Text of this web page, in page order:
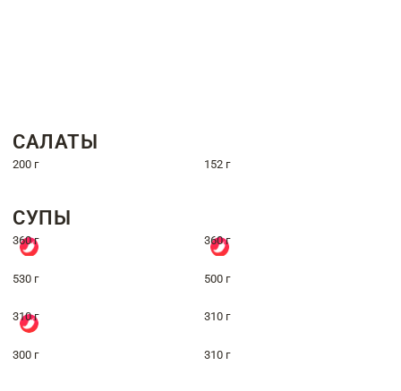
САЛАТЫ
200 г 152 г
СУПЫ
360 г 360 г
530 г 500 г
310 г 310 г
300 г 310 г